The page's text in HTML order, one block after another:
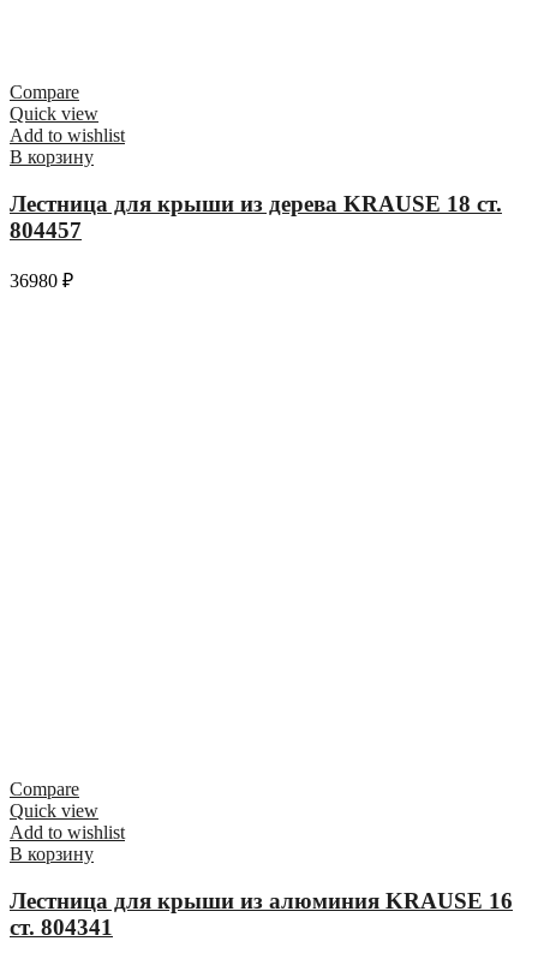
Compare
Quick view
Add to wishlist
В корзину
Лестница для крыши из дерева KRAUSE 18 ст.
804457
36980 ₽
Compare
Quick view
Add to wishlist
В корзину
Лестница для крыши из алюминия KRAUSE 16
ст. 804341